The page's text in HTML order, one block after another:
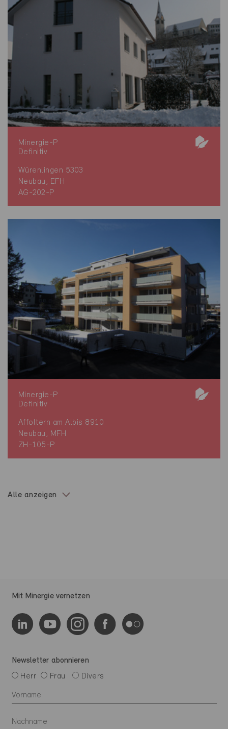
Minergie-P
Definitiv
Würenlingen 5303
Neubau, EFH
AG-202-P
Minergie-P
Definitiv
Affoltern am Albis 8910
Neubau, MFH
ZH-105-P
Alle anzeigen
Mit Minergie vernetzen
Newsletter abonnieren
Herr
Frau Divers